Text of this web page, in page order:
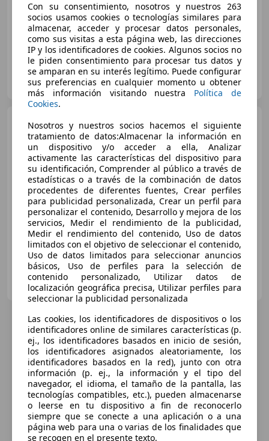
€ 10.000
06/2018 90.000 km Gasolina 81 kW (110 CV)
Particular
LU-5351 Contern
Citroen C4 Cactus 1.5
BLUEHDI 74KW FEEL 99 5P
€ 9.000
Preciojusto
05/2019 178.121 km Diésel 73 kW (99 CV)
BONILLA MOTOR
ES-45007 Toledo
Con su consentimiento, nosotros y nuestros 263
socios usamos cookies o tecnologías similares para
almacenar, acceder y procesar datos personales,
como sus visitas a esta página web, las direcciones
IP y los identificadores de cookies. Algunos socios no
le piden consentimiento para procesar tus datos y
se amparan en su interés legítimo. Puede configurar
sus preferencias en cualquier momento u obtener
más información visitando nuestra Política de
Cookies.
Nosotros y nuestros socios hacemos el siguiente
tratamiento de datos:Almacenar la información en
un dispositivo y/o acceder a ella, Analizar
activamente las características del dispositivo para
su identificación, Comprender al público a través de
estadísticas o a través de la combinación de datos
procedentes de diferentes fuentes, Crear perfiles
para publicidad personalizada, Crear un perfil para
personalizar el contenido, Desarrollo y mejora de los
servicios, Medir el rendimiento de la publicidad,
Medir el rendimiento del contenido, Uso de datos
limitados con el objetivo de seleccionar el contenido,
Uso de datos limitados para seleccionar anuncios
básicos, Uso de perfiles para la selección de
contenido personalizado, Utilizar datos de
localización geográfica precisa, Utilizar perfiles para
seleccionar la publicidad personalizada
Las cookies, los identificadores de dispositivos o los
identificadores online de similares características (p.
ej., los identificadores basados en inicio de sesión,
los identificadores asignados aleatoriamente, los
identificadores basados en la red), junto con otra
información (p. ej., la información y el tipo del
navegador, el idioma, el tamaño de la pantalla, las
tecnologías compatibles, etc.), pueden almacenarse
o leerse en tu dispositivo a fin de reconocerlo
siempre que se conecte a una aplicación o a una
página web para una o varias de los finalidades que
se recogen en el presente texto.